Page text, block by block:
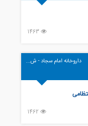
1463
داروخانه امام سجاد - ش...
1462